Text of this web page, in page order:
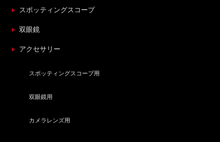
スポッティングスコープ
双眼鏡
アクセサリー
スポッティングスコープ用
双眼鏡用
カメラレンズ用